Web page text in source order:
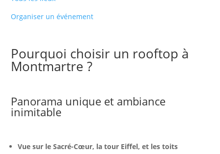
Organiser un événement
Pourquoi choisir un rooftop à
Montmartre ?
Panorama unique et ambiance
inimitable
Vue sur le Sacré-Cœur, la tour Eiffel, et les toits